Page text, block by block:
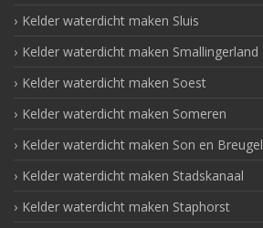
Kelder waterdicht maken Sluis
Kelder waterdicht maken Smallingerland
Kelder waterdicht maken Soest
Kelder waterdicht maken Someren
Kelder waterdicht maken Son en Breugel
Kelder waterdicht maken Stadskanaal
Kelder waterdicht maken Staphorst